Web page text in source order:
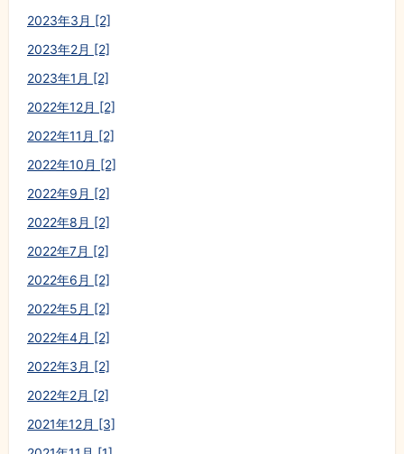
2023年3月 [2]
2023年2月 [2]
2023年1月 [2]
2022年12月 [2]
2022年11月 [2]
2022年10月 [2]
2022年9月 [2]
2022年8月 [2]
2022年7月 [2]
2022年6月 [2]
2022年5月 [2]
2022年4月 [2]
2022年3月 [2]
2022年2月 [2]
2021年12月 [3]